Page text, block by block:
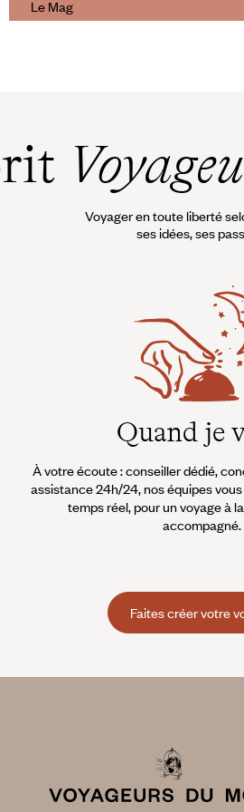
Le Mag
Voyager en toute liberté
ses idées, ses
Quand je
À votre écoute : conseiller dédié,
assistance 24h/24, nos équipes
temps réel, pour un voyage à
accompagné.
Faites créer votre